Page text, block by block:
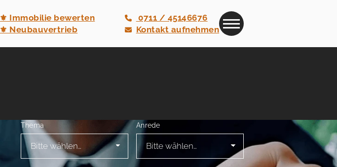
⚜ Immobilie bewerten
⚜ Neubauvertrieb
0711 / 45146676
Kontakt aufnehmen
Thema Anrede